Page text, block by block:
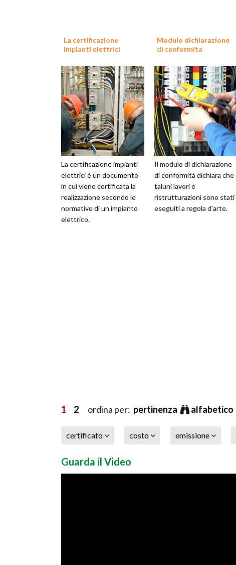
La certificazione
impianti elettrici
La certificazione impianti
elettrici è un documento
in cui viene certificata la
realizzazione secondo le
normative di un impianto
elettrico.
Modulo dichiarazione
di conformita
Il modulo di dichiarazione
di conformità dichiara che
taluni lavori e
ristrutturazioni sono stati
eseguiti a regola d'arte.
1 2 ordina per: pertinenza alfabetico
certificato costo emissione
Guarda il Video